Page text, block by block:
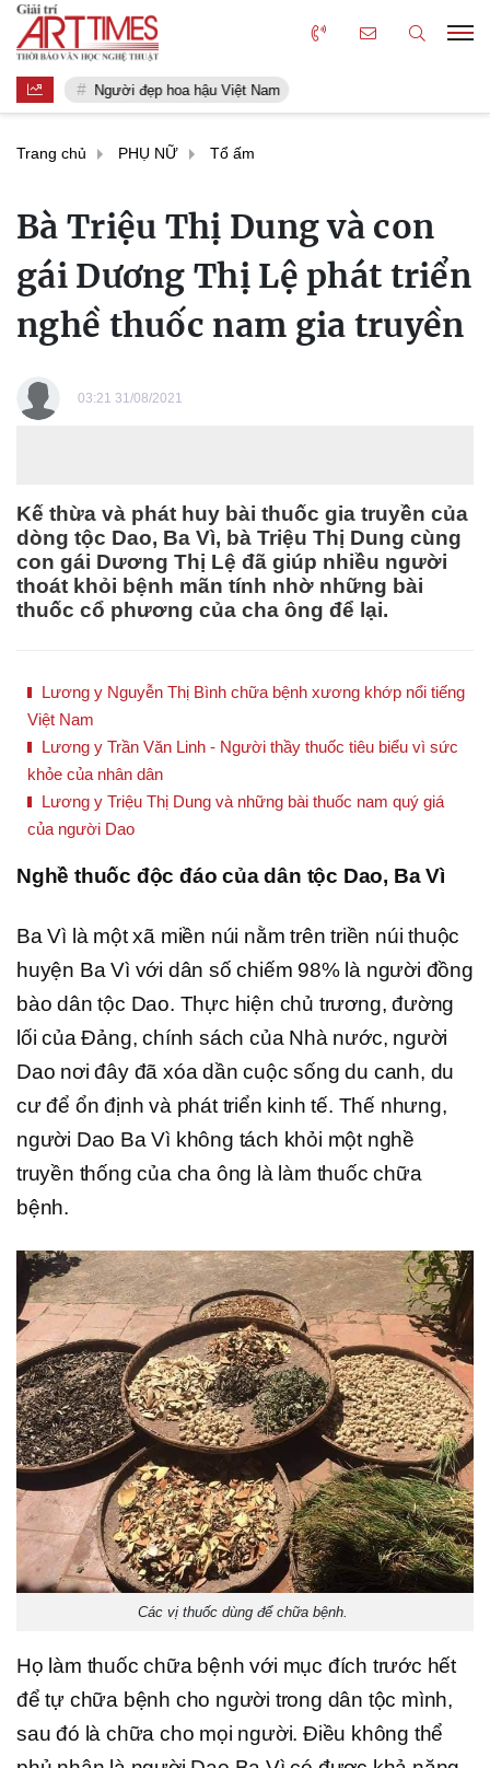
Người đẹp hoa hậu Việt Nam
Trang chủ PHỤ NỮ Tổ ấm
Bà Triệu Thị Dung và con
gái Dương Thị Lệ phát triển
nghề thuốc nam gia truyền
03:21 31/08/2021
Kế thừa và phát huy bài thuốc gia truyền của
dòng tộc Dao, Ba Vì, bà Triệu Thị Dung cùng
con gái Dương Thị Lệ đã giúp nhiều người
thoát khỏi bệnh mãn tính nhờ những bài
thuốc cổ phương của cha ông để lại.
Lương y Nguyễn Thị Bình chữa bệnh xương khớp nổi tiếng
Việt Nam
Lương y Trần Văn Linh - Người thầy thuốc tiêu biểu vì sức
khỏe của nhân dân
Lương y Triệu Thị Dung và những bài thuốc nam quý giá
của người Dao
Nghề thuốc độc đáo của dân tộc Dao, Ba Vì
Ba Vì là một xã miền núi nằm trên triền núi thuộc
huyện Ba Vì với dân số chiếm 98% là người đồng
bào dân tộc Dao. Thực hiện chủ trương, đường
lối của Đảng, chính sách của Nhà nước, người
Dao nơi đây đã xóa dần cuộc sống du canh, du
cư để ổn định và phát triển kinh tế. Thế nhưng,
người Dao Ba Vì không tách khỏi một nghề
truyền thống của cha ông là làm thuốc chữa
bệnh.
Các vị thuốc dùng để chữa bệnh.
Họ làm thuốc chữa bệnh với mục đích trước hết
để tự chữa bệnh cho người trong dân tộc mình,
sau đó là chữa cho mọi người. Điều không thể